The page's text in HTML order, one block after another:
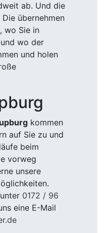
ab. Und die
übernehmen
wo Sie in
wo der
und holen
kommen
auf Sie zu und
beim
vorweg
unsere
unter 0172 / 96
eine E-Mail